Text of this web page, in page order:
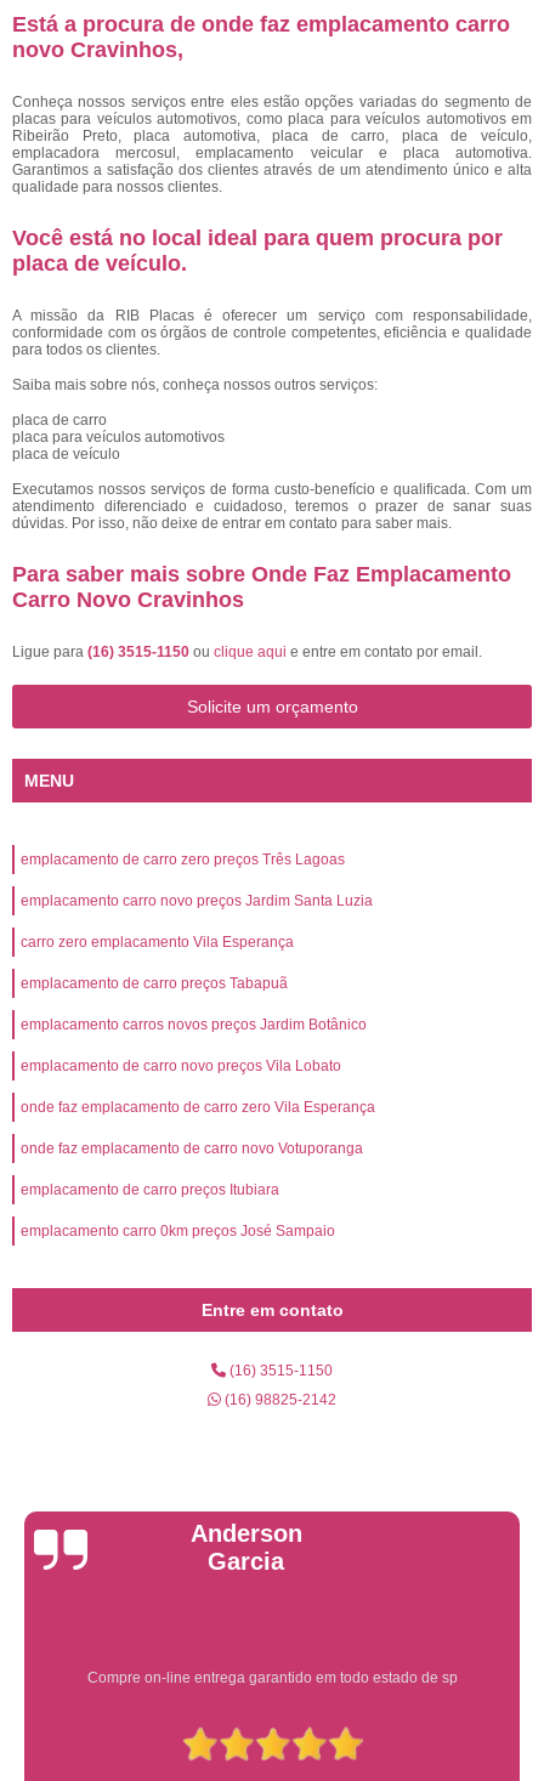
Está a procura de onde faz emplacamento carro
novo Cravinhos,
Conheça nossos serviços entre eles estão opções variadas do segmento de
placas para veículos automotivos, como placa para veículos automotivos em
Ribeirão Preto, placa automotiva, placa de carro, placa de veículo,
emplacadora mercosul, emplacamento veicular e placa automotiva.
Garantimos a satisfação dos clientes através de um atendimento único e alta
qualidade para nossos clientes.
Você está no local ideal para quem procura por
placa de veículo.
A missão da RIB Placas é oferecer um serviço com responsabilidade,
conformidade com os órgãos de controle competentes, eficiência e qualidade
para todos os clientes.
Saiba mais sobre nós, conheça nossos outros serviços:
placa de carro
placa para veículos automotivos
placa de veículo
Executamos nossos serviços de forma custo-benefício e qualificada. Com um
atendimento diferenciado e cuidadoso, teremos o prazer de sanar suas
dúvidas. Por isso, não deixe de entrar em contato para saber mais.
Para saber mais sobre Onde Faz Emplacamento
Carro Novo Cravinhos
Ligue para (16) 3515-1150 ou clique aqui e entre em contato por email.
Solicite um orçamento
MENU
emplacamento de carro zero preços Três Lagoas
emplacamento carro novo preços Jardim Santa Luzia
carro zero emplacamento Vila Esperança
emplacamento de carro preços Tabapuã
emplacamento carros novos preços Jardim Botânico
emplacamento de carro novo preços Vila Lobato
onde faz emplacamento de carro zero Vila Esperança
onde faz emplacamento de carro novo Votuporanga
emplacamento de carro preços Itubiara
emplacamento carro 0km preços José Sampaio
Entre em contato
(16) 3515-1150
(16) 98825-2142
Yuri Martins
Ótimo atendimento